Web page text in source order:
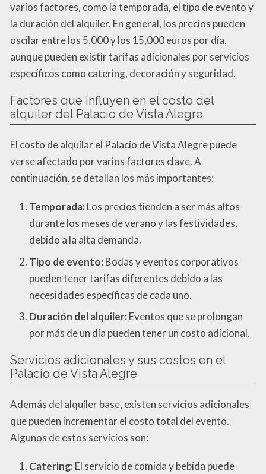
varios factores, como la temporada, el tipo de evento y
la duración del alquiler. En general, los precios pueden
oscilar entre los 5,000 y los 15,000 euros por día,
aunque pueden existir tarifas adicionales por servicios
específicos como catering, decoración y seguridad.
Factores que influyen en el costo del
alquiler del Palacio de Vista Alegre
El costo de alquilar el Palacio de Vista Alegre puede
verse afectado por varios factores clave. A
continuación, se detallan los más importantes:
Temporada: Los precios tienden a ser más altos
durante los meses de verano y las festividades,
debido a la alta demanda.
Tipo de evento: Bodas y eventos corporativos
pueden tener tarifas diferentes debido a las
necesidades específicas de cada uno.
Duración del alquiler: Eventos que se prolongan
por más de un día pueden tener un costo adicional.
Servicios adicionales y sus costos en el
Palacio de Vista Alegre
Además del alquiler base, existen servicios adicionales
que pueden incrementar el costo total del evento.
Algunos de estos servicios son:
Catering: El servicio de comida y bebida puede